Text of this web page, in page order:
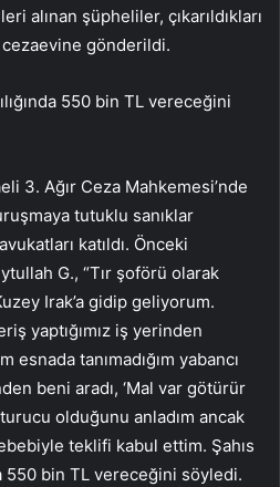
alınan şüpheliler, çıkarıldıkları
gönderildi.
550 bin TL vereceğini
3. Ağır Ceza Mahkemesi’nde
tutuklu sanıklar
katıldı. Önceki
G., “Tır şoförü olarak
Irak’a gidip geliyorum.
yaptığımız iş yerinden
esnada tanımadığım yabancı
beni aradı, ‘Mal var götürür
olduğunu anladım ancak
teklifi kabul ettim. Şahıs
550 bin TL vereceğini söyledi.